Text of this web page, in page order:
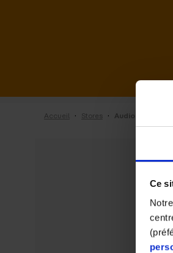
Ce
Accueil · Stores · Audio 2000 de